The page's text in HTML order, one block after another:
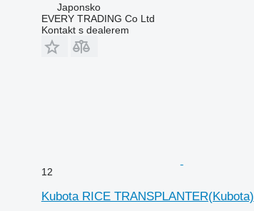
Japonsko
EVERY TRADING Co Ltd
Kontakt s dealerem
12
Kubota RICE TRANSPLANTER(Kubota)